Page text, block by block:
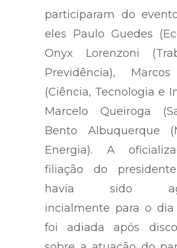
Pelo menos 14
participaram do
eles Paulo Guedes
Onyx Lorenzoni
Previdência),
(Ciência, Tecnologia e
Marcelo Queiroga
Bento Albuquerque
Energia). A
filiação do
havia sido
incialmente para o dia